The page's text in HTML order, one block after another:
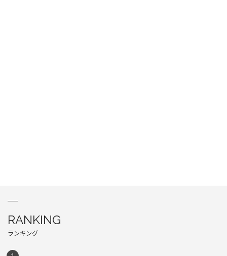
RANKING
ランキング